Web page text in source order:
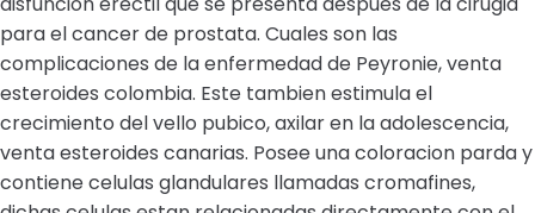
para el cancer de prostata. Cuales son las
complicaciones de la enfermedad de Peyronie, venta
esteroides colombia. Este tambien estimula el
crecimiento del vello pubico, axilar en la adolescencia,
venta esteroides canarias. Posee una coloracion parda y
contiene celulas glandulares llamadas cromafines,